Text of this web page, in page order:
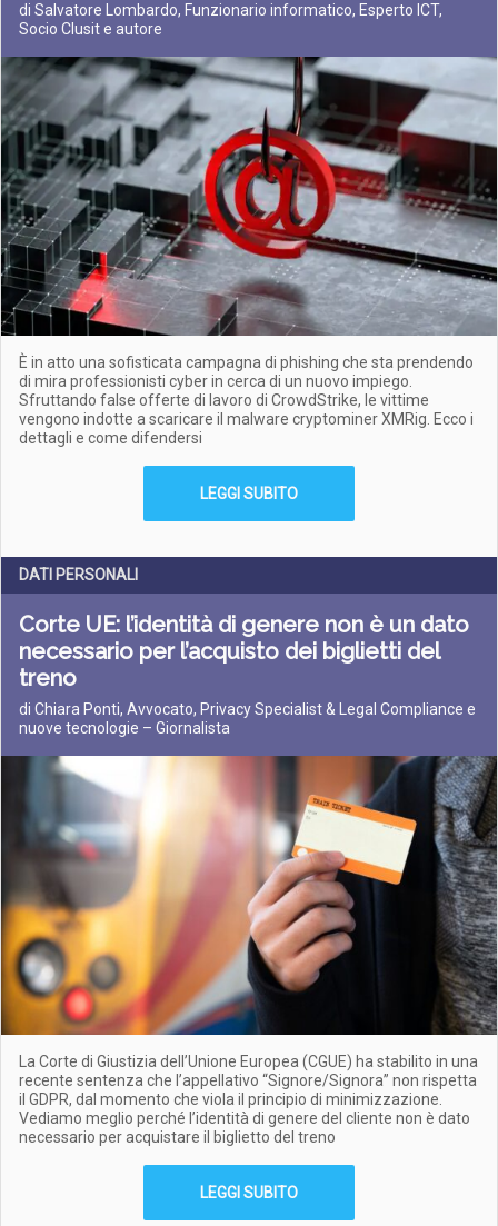
di Salvatore Lombardo, Funzionario informatico, Esperto ICT,
Socio Clusit e autore
È in atto una sofisticata campagna di phishing che sta prendendo
di mira professionisti cyber in cerca di un nuovo impiego.
Sfruttando false offerte di lavoro di CrowdStrike, le vittime
vengono indotte a scaricare il malware cryptominer XMRig. Ecco i
dettagli e come difendersi
LEGGI SUBITO
DATI PERSONALI
Corte UE: l’identità di genere non è un dato
necessario per l’acquisto dei biglietti del
treno
di Chiara Ponti, Avvocato, Privacy Specialist & Legal Compliance e
nuove tecnologie – Giornalista
La Corte di Giustizia dell’Unione Europea (CGUE) ha stabilito in una
recente sentenza che l’appellativo “Signore/Signora” non rispetta
il GDPR, dal momento che viola il principio di minimizzazione.
Vediamo meglio perché l’identità di genere del cliente non è dato
necessario per acquistare il biglietto del treno
LEGGI SUBITO